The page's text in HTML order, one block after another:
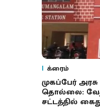
க்ரைம்
முகப்பேர்
தொல்லை:
சட்டத்தில்